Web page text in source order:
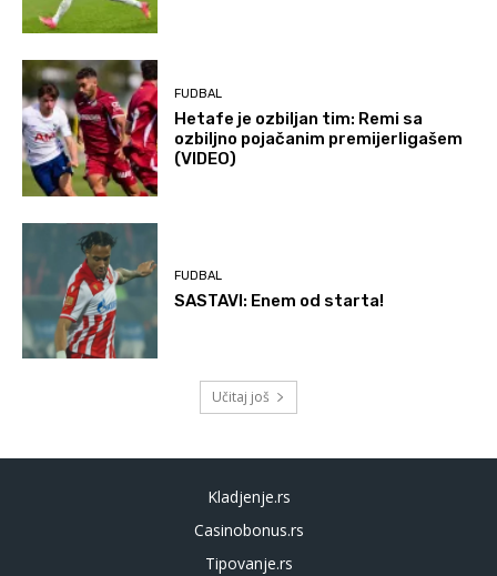
FUDBAL
Hetafe je ozbiljan tim: Remi sa
ozbiljno pojačanim premijerligašem
(VIDEO)
FUDBAL
SASTAVI: Enem od starta!
Učitaj još
Kladjenje.rs
Casinobonus.rs
Tipovanje.rs